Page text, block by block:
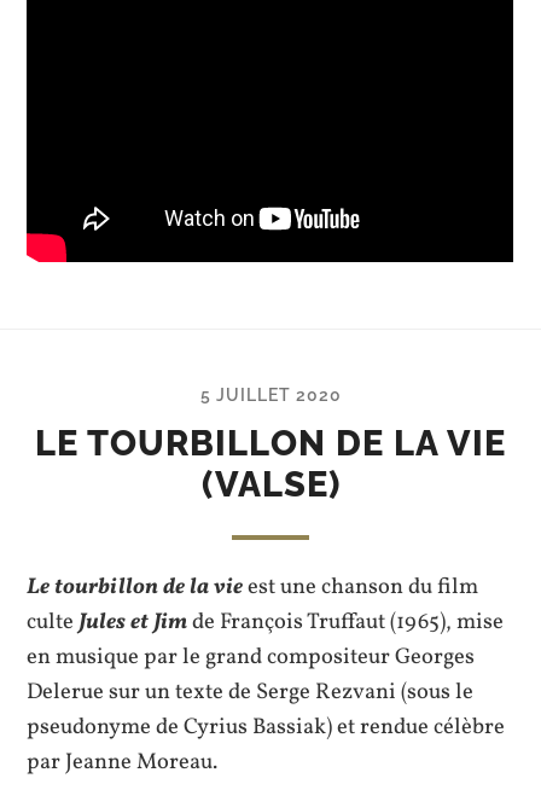
5 JUILLET 2020
LE TOURBILLON DE LA VIE
(VALSE)
Le tourbillon de la vieest une chanson du film
culteJules et Jimde François Truffaut (1965), mise
en musique par le grand compositeur Georges
Delerue sur un texte de Serge Rezvani (sous le
pseudonyme de Cyrius Bassiak) et rendue célèbre
par Jeanne Moreau.